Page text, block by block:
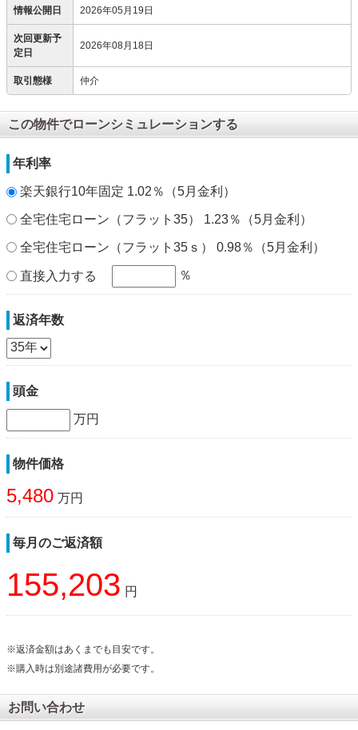
情報公開日 2026年05月19日
次回更新予
定日
2026年08月18日
取引態様 仲介
この物件でローンシミュレーションする
年利率
楽天銀行10年固定 1.02％（5月金利）
全宅住宅ローン（フラット35） 1.23％（5月金利）
全宅住宅ローン（フラット35ｓ） 0.98％（5月金利）
直接入力する ％
返済年数
頭金
万円
物件価格
5,480 万円
毎月のご返済額
155,203 円
※返済金額はあくまでも目安です。
※購入時は別途諸費用が必要です。
お問い合わせ